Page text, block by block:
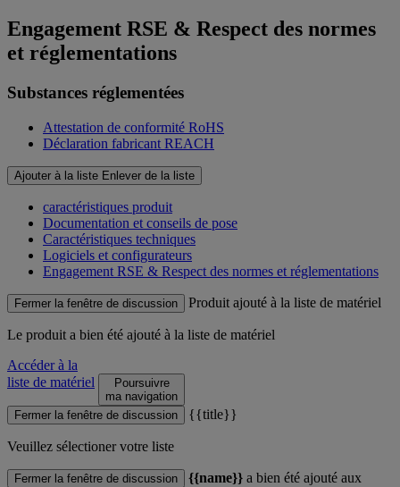
Engagement RSE & Respect des normes
et réglementations
Substances réglementées
Attestation de conformité RoHS
Déclaration fabricant REACH
Ajouter à la liste Enlever de la liste
caractéristiques produit
Documentation et conseils de pose
Caractéristiques techniques
Logiciels et configurateurs
Engagement RSE & Respect des normes et réglementations
Fermer la fenêtre de discussion Produit ajouté à la liste de matériel
Le produit a bien été ajouté à la liste de matériel
Accéder à la
liste de matériel
Poursuivre
ma navigation
Fermer la fenêtre de discussion
{{title}}
Veuillez sélectioner votre liste
Fermer la fenêtre de discussion {{name}} a bien été ajouté aux